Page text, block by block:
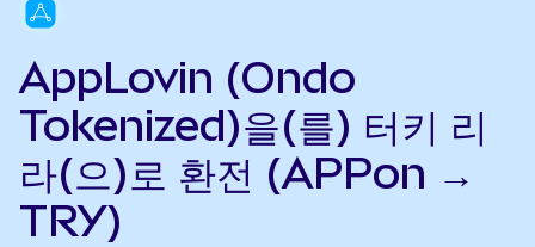
AppLovin (Ondo
Tokenized)을(를) 터키 리
라(으)로 환전 (APPon →
TRY)